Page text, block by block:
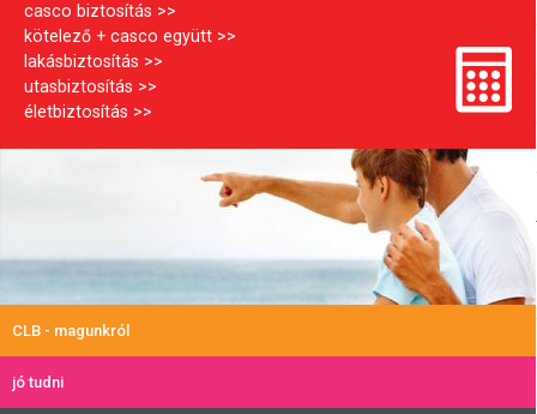
casco biztosítás
kötelező + casco együtt
lakásbiztosítás
utasbiztosítás
életbiztosítás
CLB - magunkról
jó tudni